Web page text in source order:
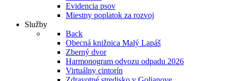
Evidencia psov
Miestny poplatok za rozvoj
Služby
Back
Obecná knižnica Malý Lapáš
Zberný dvor
Harmonogram odvozu odpadu 2026
Virtuálny cintorín